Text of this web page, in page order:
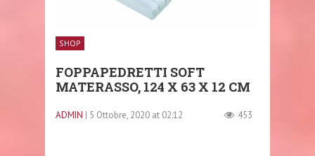
SHOP
FOPPAPEDRETTI SOFT
MATERASSO, 124 X 63 X 12 CM
ADMIN | 5 Ottobre, 2020 at 02:12 453